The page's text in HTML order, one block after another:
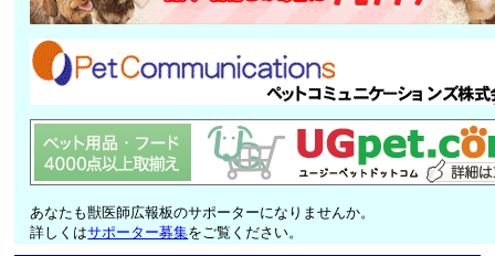
あなたも獣医師広報板のサポーターになりませんか。
詳しくはサポーター募集をご覧ください。